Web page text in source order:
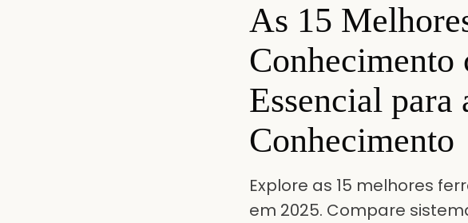
As 15
Essencial para
Conhecimento
Explore as 15 melhores
em 2025. Compare